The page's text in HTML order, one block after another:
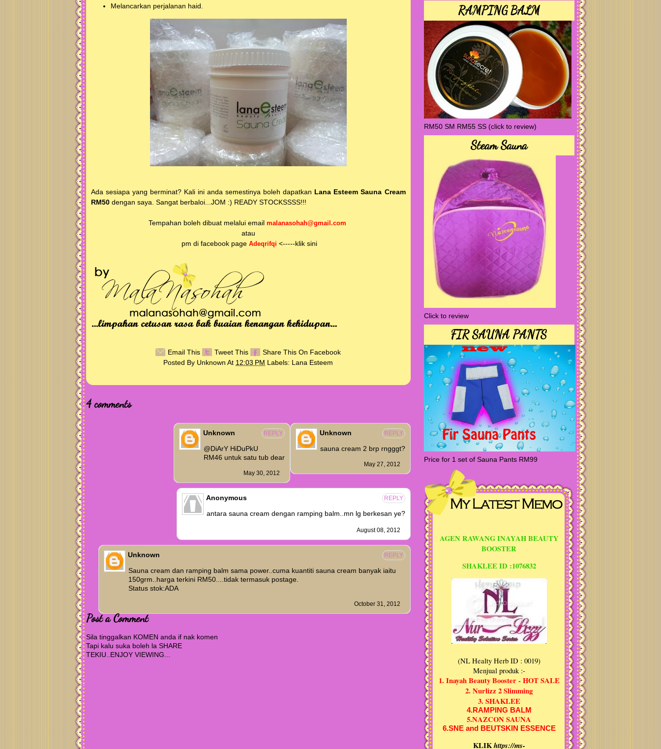
Melancarkan perjalanan haid.
Ada sesiapa yang berminat? Kali ini anda semestinya boleh dapatkan Lana Esteem Sauna Cream
RM50dengan saya. Sangat berbaloi...JOM :) READY STOCKSSSS!!!
Tempahan boleh dibuat melalui email malanasohah@gmail.com
atau
pm di facebook page Adeqrifqi <-----klik sini
Email This Tweet This
Share This On Facebook
Posted By Unknown At 12:03 PM Labels: Lana Esteem
4comments
REPLY
Unknown
sauna cream 2 brp rngggt?
May 27, 2012
REPLY
Unknown
@DiArY HiDuPkU
RM46 untuk satu tub dear
May 30, 2012
REPLY
Anonymous
antara sauna cream dengan ramping balm..mn lg berkesan ye?
August 08, 2012
REPLY
Unknown
Sauna cream dan ramping balm sama power..cuma kuantiti sauna cream banyak iaitu
150grm..harga terkini RM50....tidak termasuk postage.
Status stok:ADA
October 31, 2012
Post a Comment
Sila tinggalkan KOMEN anda if nak komen
Tapi kalu suka boleh la SHARE
TEKIU..ENJOY VIEWING...
RAMPING BALM
RM50 SM RM55 SS (click to review)
Steam Sauna
Click to review
FIR SAUNA PANTS
Price for 1 set of Sauna Pants RM99
AGEN RAWANG INAYAH BEAUTY
BOOSTER
SHAKLEE ID :1076832
(NL Healty Herb ID : 0019)
Menjual produk :-
1. Inayah Beauty Booster - HOT SALE
2. Nurlizz 2 Slimming
3. SHAKLEE
4.RAMPING BALM
5.NAZCON SAUNA
6.SNE and BEUTSKIN ESSENCE
KLIKhttps://ms-